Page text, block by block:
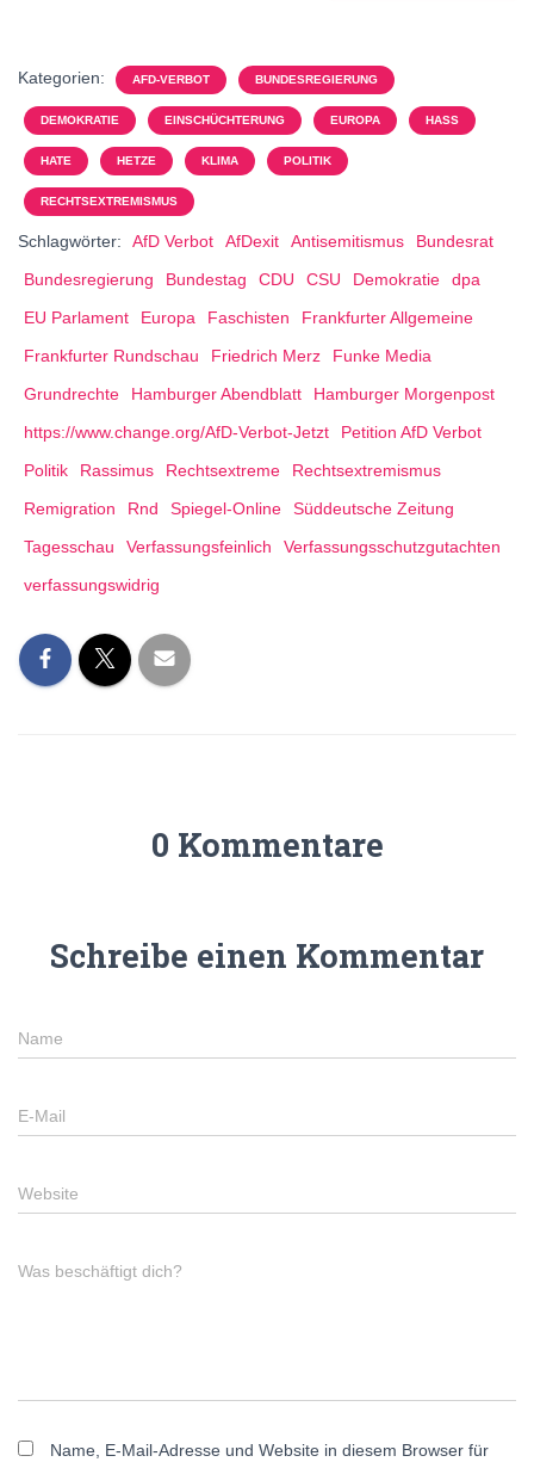
Kategorien: AFD-VERBOT BUNDESREGIERUNG
DEMOKRATIE EINSCHÜCHTERUNG EUROPA HASS
HATE HETZE KLIMA POLITIK
RECHTSEXTREMISMUS
Schlagwörter: AfD Verbot AfDexit Antisemitismus
Bundesrat
Bundesregierung
Bundestag CDU CSU Demokratie
dpa
EU Parlament
Europa Faschisten
Frankfurter Allgemeine
Frankfurter Rundschau
Friedrich Merz
Funke Media
Grundrechte
Hamburger Abendblatt
Hamburger Morgenpost
https://www.change.org/AfD-Verbot-Jetzt
Petition AfD Verbot
Politik
Rassimus Rechtsextreme
Rechtsextremismus
Remigration
Rnd Spiegel-Online
Süddeutsche Zeitung
Tagesschau
Verfassungsfeinlich
Verfassungsschutzgutachten
verfassungswidrig
0 Kommentare
Schreibe einen Kommentar
Name
E-Mail
Website
Was beschäftigt dich?
Name, E-Mail-Adresse und Website in diesem Browser für